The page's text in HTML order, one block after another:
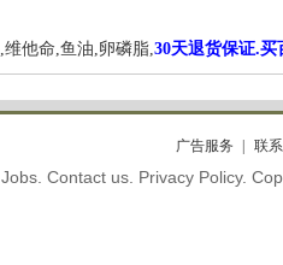
维他命,鱼油,卵磷脂,30天退货保证.买
广告服务 联
Jobs. Contact us. Privacy Policy.